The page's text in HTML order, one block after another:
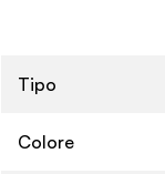
Tipo
Colore